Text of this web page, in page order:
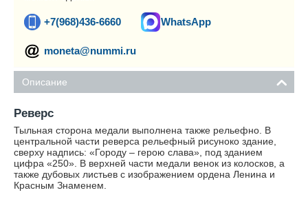
+7(968)436-6660 WhatsApp
moneta@nummi.ru
Описание
Реверс
Тыльная сторона медали выполнена также рельефно. В
центральной части реверса рельефный рисуноко здание,
сверху надпись: «Городу – герою слава», под зданием
цифра «250». В верхней части медали венок из колосков, а
также дубовых листьев с изображением ордена Ленина и
Красным Знаменем.